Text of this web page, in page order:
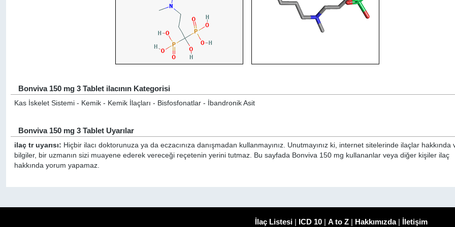
Bonviva 150 mg 3 Tablet ilacının Kategorisi
Kas İskelet Sistemi - Kemik - Kemik İlaçları - Bisfosfonatlar - İbandronik Asit
Bonviva 150 mg 3 Tablet Uyarılar
ilaç tr uyarısı: Hiçbir ilacı doktorunuza ya da eczacınıza danışmadan kullanmayınız. Unutmayınız ki, internet sitelerinde ilaçlar hakkında
bilgiler, bir uzmanın sizi muayene ederek vereceği reçetenin yerini tutmaz. Bu sayfada Bonviva 150 mg kullananlar veya diğer kişiler ilaç
hakkında yorum yapamaz.
İlaç Listesi | ICD 10 | A to Z | Hakkımızda| İletişim